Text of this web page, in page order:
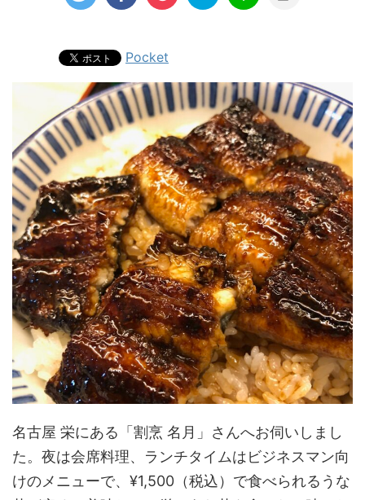
Pocket
名古屋 栄にある「割烹 名月」さんへお伺いしまし
た。夜は会席料理、ランチタイムはビジネスマン向
けのメニューで、¥1,500（税込）で食べられるうな